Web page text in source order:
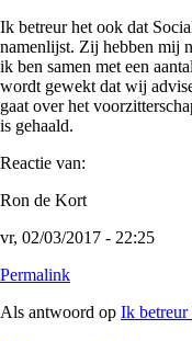
Ik betreur het ook dat
namenlijst. Zij hebben mij
ik ben samen met een
wordt gewekt dat wij
gaat over het
is gehaald.
Reactie van:
Ron de Kort
vr, 02/03/2017 - 22:25
Permalink
Als antwoord op Ik betreur